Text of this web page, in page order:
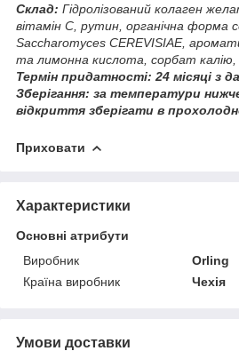
Склад: Гідролізований колаген
вітамін С, рутин, органічна форма
Saccharomyces CEREVISIAE,
та лимонна кислота, сорбат калію,
Термін придатності: 24 місяці з
Зберігання: за температури
відкриття зберігати в
Приховати
Характеристики
Основні атрибути
Виробник
Orling
Країна виробник
Чехія
Умови доставки